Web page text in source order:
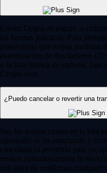
Enviar Degen es seguro si
las buenas prácticas. Para
plataformas que exijan medidas
autenticación de dos factores
o la lista blanca de carteras,
Crypto.com.
¿Puedo cancelar o revertir una
No, las transacciones en la
operación se ha autorizado y
cancelarla ni revertirla para
revises cuidadosamente la
red antes de confirmar cualquier